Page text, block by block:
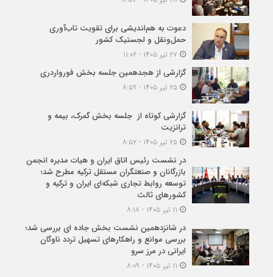
دعوت به هم‌اندیشی برای تقویت تاب‌آوری
حمل‌ونقل و لجستیک کشور
گزارشی از هجدهمین جلسه بخش فورواردری
۲۵ تیر ۱۴۰۵ - ۸:۵۹
گزارشی کوتاه از جلسه بخش گمرک، بیمه و
ترانزیت
۲۵ تیر ۱۴۰۵ - ۸:۵۲
در نشست رئیس اتاق ایران و هیات مدیره انجمن
بازرگانان و صنعتگران مستقل ترکیه مطرح شد؛
توسعه روابط تجاری شبکه‌ای ایران و ترکیه و
کشورهای ثالث
در شانزدهمین نشست بخش جاده ای بررسی شد؛
بررسی موانع و راهکارهای تسهیل تردد ناوگان
ایرانی در مرز سرو